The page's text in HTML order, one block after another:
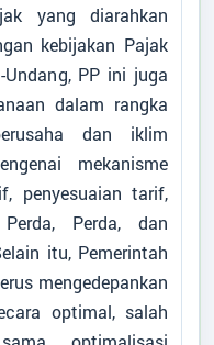
LADA
JAYA
Desa
yang diarahkan
kebijakan Pajak
PP ini juga
dalam rangka
dan iklim
mekanisme
penyesuaian tarif,
Perda, dan
itu, Pemerintah
mengedepankan
optimal, salah